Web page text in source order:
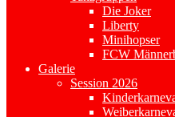
Die Joker
Liberty
Minihopser
FCW
Galerie
Session 2026